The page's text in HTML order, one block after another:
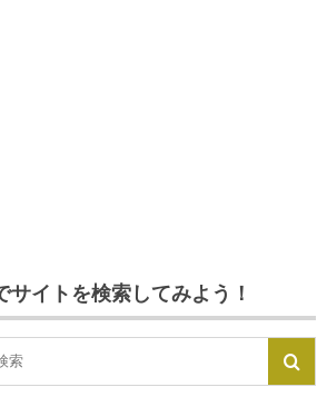
サイトを検索してみよう！